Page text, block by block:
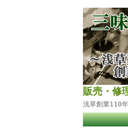
販売・修
浅草創業110